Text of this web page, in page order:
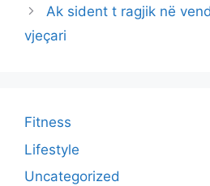
Ak sident t ragjik në
vjeçari
Fitness
Lifestyle
Uncategorized